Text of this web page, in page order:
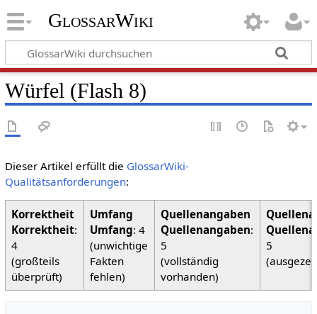
GlossarWiki
Würfel (Flash 8)
Dieser Artikel erfüllt die GlossarWiki-
Qualitätsanforderungen:
Korrektheit:
4
(großteils
überprüft)
Umfang: 4
(unwichtige
Fakten
fehlen)
Quellenangaben:
5
(vollständig
vorhanden)
5